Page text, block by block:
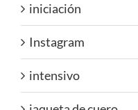
iniciación
Instagram
intensivo